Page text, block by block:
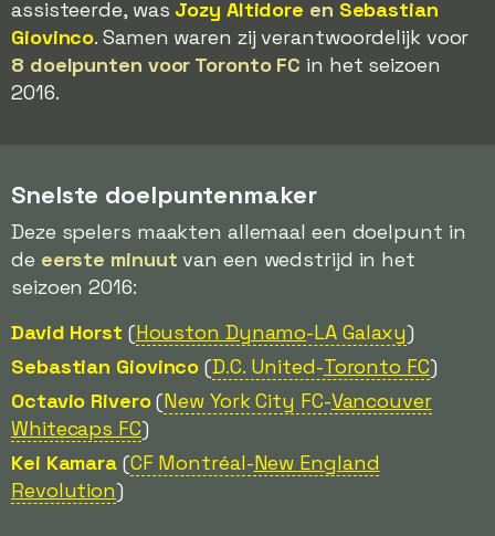
assisteerde, was Jozy Altidore en Sebastian
Giovinco. Samen waren zij verantwoordelijk voor
8 doelpunten voor Toronto FC in het seizoen
2016.
Snelste doelpuntenmaker
Deze spelers maakten allemaal een doelpunt in
de eerste minuut van een wedstrijd in het
seizoen 2016:
David Horst (Houston Dynamo-LA Galaxy)
Sebastian Giovinco (D.C. United-Toronto FC)
Octavio Rivero(New York City FC-Vancouver
Whitecaps FC)
Kei Kamara (CF Montréal-New England
Revolution)